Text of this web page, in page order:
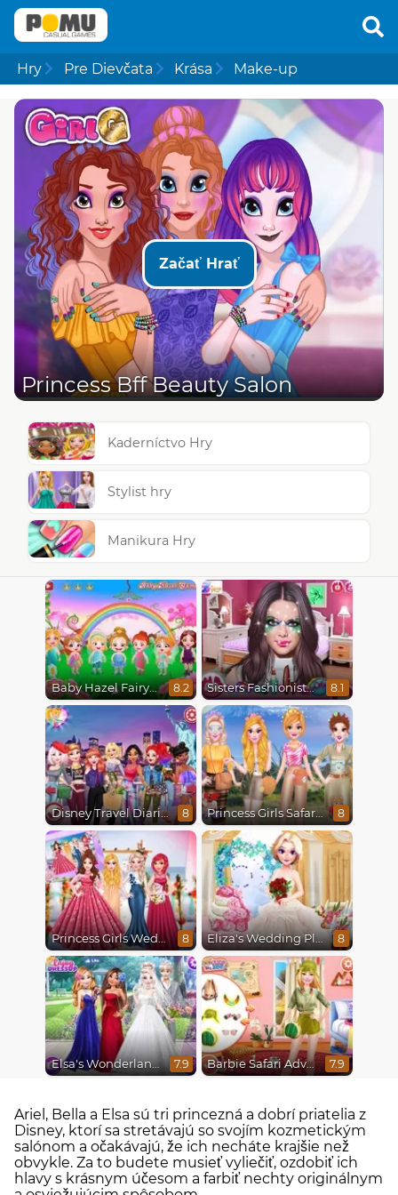
Hry Pre Dievčata Krása Make-up
Začať Hrať
Princess Bff Beauty Salon
Kaderníctvo Hry
Stylist hry
Manikura Hry
Baby Hazel Fairyland Ballet 8.2 Sisters Fashionista Makeup 8.1
Disney Travel Diaries: City Break 8 Princess Girls Safari Trip 8
Princess Girls Wedding Trip 8 Eliza's Wedding Planner 8
Elsa's Wonderland Wedding 7.9 Barbie Safari Adventure 7.9
Ariel, Bella a Elsa sú tri princezná a dobrí priatelia z
Disney, ktorí sa stretávajú so svojím kozmetickým
salónom a očakávajú, že ich necháte krajšie než
obvykle. Za to budete musieť vyliečiť, ozdobiť ich
hlavy s krásnym účesom a farbiť nechty originálnym